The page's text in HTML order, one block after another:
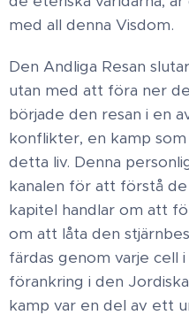
med all denna Visdom.
Den Andliga Resan
utan med att föra ner
började den resan i en
konflikter, en kamp
detta liv. Denna
kanalen för att förstå de
kapitel handlar om att
om att låta den
färdas genom varje cell
förankring i den
kamp var en del av ett